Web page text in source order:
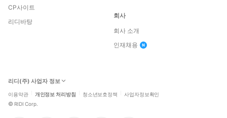
CP사이트
리디바탕
회사
회사 소개
인재채용
리디(주) 사업자 정보
이용약관 개인정보 처리방침 청소년보호정책 사업자정보확인
© RIDI Corp.